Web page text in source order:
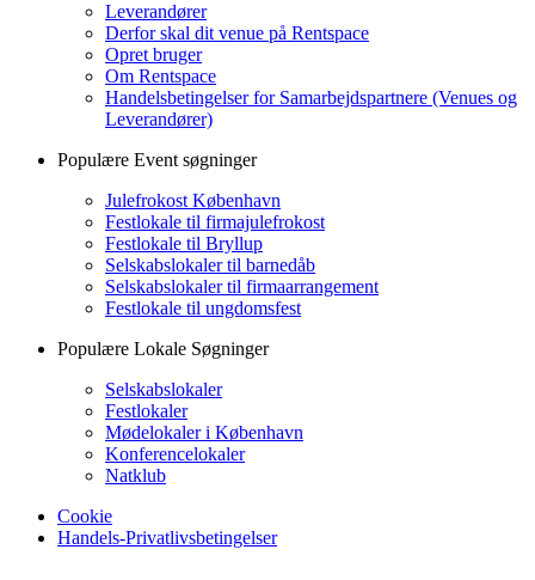
Leverandører
Derfor skal dit venue på Rentspace
Opret bruger
Om Rentspace
Handelsbetingelser for Samarbejdspartnere (Venues og
Leverandører)
Populære Event søgninger
Julefrokost København
Festlokale til firmajulefrokost
Festlokale til Bryllup
Selskabslokaler til barnedåb
Selskabslokaler til firmaarrangement
Festlokale til ungdomsfest
Populære Lokale Søgninger
Selskabslokaler
Festlokaler
Mødelokaler i København
Konferencelokaler
Natklub
Cookie
Handels-Privatlivsbetingelser